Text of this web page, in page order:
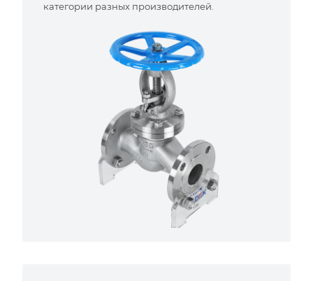
категории разных производителей.